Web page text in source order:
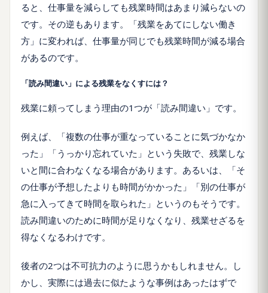
ると、仕事量を減らしても残業時間はあまり減らないの
です。その逆もあります。「残業をあてにしない働き
方」に変われば、仕事量が同じでも残業時間が減る場合
があるのです。
「読み間違い」による残業をなくすには？
残業に頼ってしまう理由の1つが「読み間違い」です。
例えば、「複数の仕事が重なっていることに気づかなか
った」「うっかり忘れていた」という失敗で、残業しな
いと間に合わなくなる場合があります。あるいは、「そ
の仕事が予想したよりも時間がかかった」「別の仕事が
急に入ってきて時間を取られた」というのもそうです。
読み間違いのために時間が足りなくなり、残業せざるを
得なくなるわけです。
後者の2つは不可抗力のように思うかもしれません。し
かし、実際には過去に似たような事例はあったはずで